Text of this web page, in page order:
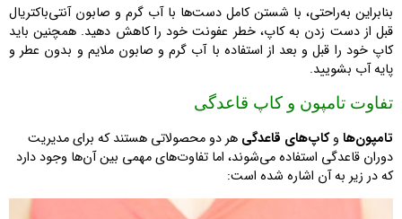
بنابراین به‌راحتی، با شستن کامل دست‌ها با آب گرم و صابون آنتی‌باکتریال
قبل از دست زدن به کاپ، خطر عفونت خود را کاهش دهید. همچنین باید
کاپ خود را قبل و بعد از استفاده با آب گرم و صابون ملایم و بدون عطر و
پایه آب بشویید.
تفاوت تامپون و کاپ قاعدگی
تامپون‌ها وکاپ‌های قاعدگی هر دو محصولاتی هستند که برای مدیریت
دوران قاعدگی استفاده می‌شوند، اما تفاوت‌های مهمی بین آن‌ها وجود دارد
که در زیر به آن اشاره شده است: